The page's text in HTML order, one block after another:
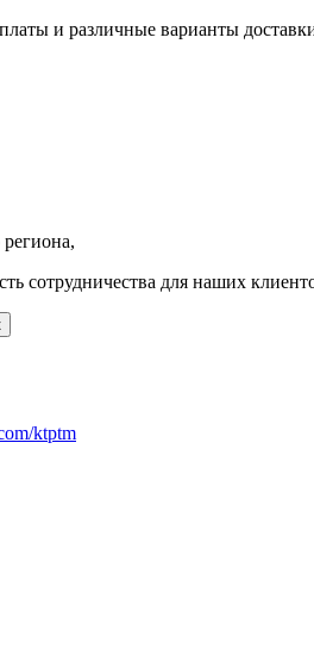
и различные варианты
сотрудничества для наших
ktptm